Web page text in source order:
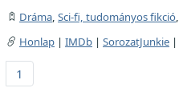
Dráma, Sci-fi, tudományos fikció,
Honlap | IMDb | SorozatJunkie |
1